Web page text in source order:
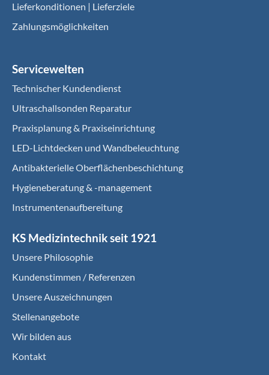
Lieferkonditionen | Lieferziele
Zahlungsmöglichkeiten
Servicewelten
Technischer Kundendienst
Ultraschallsonden Reparatur
Praxisplanung & Praxiseinrichtung
LED-Lichtdecken und Wandbeleuchtung
Antibakterielle Oberflächenbeschichtung
Hygieneberatung & -management
Instrumentenaufbereitung
KS Medizintechnik seit 1921
Unsere Philosophie
Kundenstimmen / Referenzen
Unsere Auszeichnungen
Stellenangebote
Wir bilden aus
Kontakt